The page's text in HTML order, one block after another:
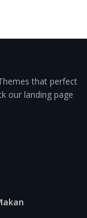
that perfect
our landing page